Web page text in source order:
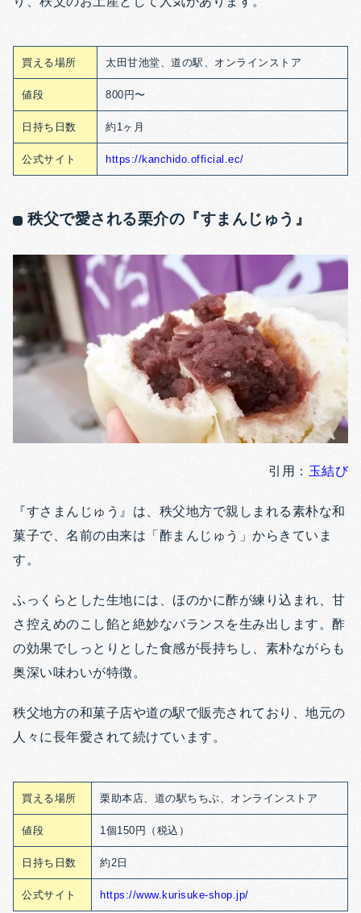
買える場所 太田甘池堂、道の駅、オンラインストア
値段 800円〜
日持ち日数 約1ヶ月
公式サイト https://kanchido.official.ec/
秩父で愛される栗介の『すまんじゅう』
引用： 玉結び
『すさまんじゅう』は、秩父地方で親しまれる素朴な和
菓子で、名前の由来は「酢まんじゅう」からきていま
す。
ふっくらとした生地には、ほのかに酢が練り込まれ、甘
さ控えめのこし餡と絶妙なバランスを生み出します。酢
の効果でしっとりとした食感が長持ちし、素朴ながらも
奥深い味わいが特徴。
秩父地方の和菓子店や道の駅で販売されており、地元の
人々に長年愛されて続けています。
買える場所 栗助本店、道の駅ちちぶ、オンラインストア
値段 1個150円（税込）
日持ち日数 約2日
公式サイト https://www.kurisuke-shop.jp/